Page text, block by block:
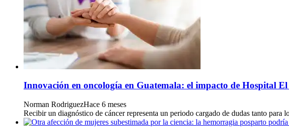
Innovación en oncología en Guatemala: el impacto de Hospital
Norman RodriguezHace 6 meses
Recibir un diagnóstico de cáncer representa un periodo cargado de dudas tanto para